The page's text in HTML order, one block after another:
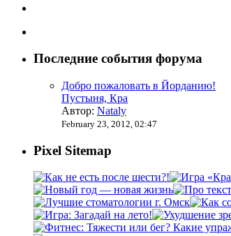
Последние события форума
Добро пожаловать в Йорданию!
Пустыня, Кра
Автор: Nataly
February 23, 2012, 02:47
Pixel Sitemap